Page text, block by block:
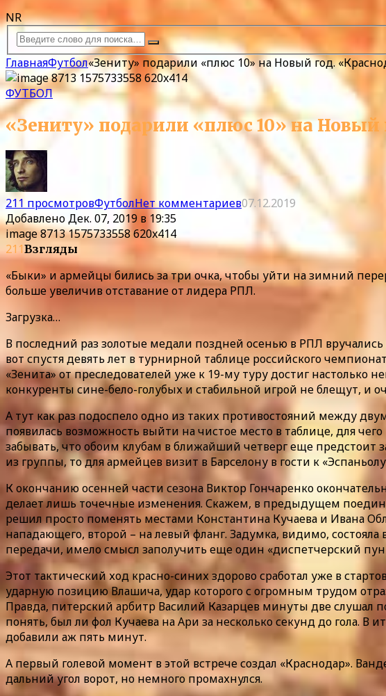
NR
ГлавнаяФутбол«Зениту» подарили «плюс 10» на Новый год.
ФУТБОЛ
«Зениту» подарили «плюс 10» на
211 просмотровФутболНет комментариев07.12.2019
ДобавленоДек. 07, 2019 в 19:35
image 8713 1575733558 620x414
211Взгляды
«Быки» и армейцы бились за три очка, чтобы уйти на зимний
больше увеличив отставание от лидера РПЛ.
Загрузка…
В последний раз золотые медали поздней осенью в РПЛ
вот спустя девять лет в турнирной таблице российского
«Зенита» от преследователей уже к 19-му туру достиг
конкуренты сине-бело-голубых и стабильной игрой не блещут, и
А тут как раз подоспело одно из таких противостояний между
появилась возможность выйти на чистое место в таблице, для
забывать, что обоим клубам в ближайший четверг еще
из группы, то для армейцев визит в Барселону в гости к
К окончанию осенней части сезона Виктор Гончаренко
делает лишь точечные изменения. Скажем, в предыдущем
решил просто поменять местами Константина Кучаева и Ивана
нападающего, второй – на левый фланг. Задумка, видимо,
передачи, имело смысл заполучить еще один «диспетчерский
Этот тактический ход красно-синих здорово сработал уже в
ударную позицию Влашича, удар которого с огромным трудом
Правда, питерский арбитр Василий Казарцев минуты две слушал
понять, был ли фол Кучаева на Ари за несколько секунд до гола.
добавили аж пять минут.
А первый голевой момент в этой встрече создал «Краснодар».
дальний угол ворот, но немного промахнулся.